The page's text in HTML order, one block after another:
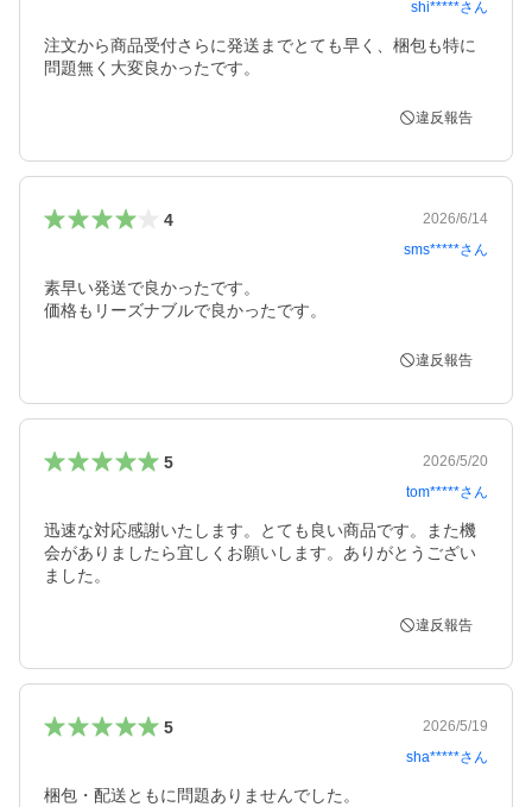
shi*****さん
注文から商品受付さらに発送までとても早く、梱包も特に
問題無く大変良かったです。
違反報告
4
2026/6/14
sms*****さん
素早い発送で良かったです。
価格もリーズナブルで良かったです。
違反報告
5
2026/5/20
tom*****さん
迅速な対応感謝いたします。とても良い商品です。また機
会がありましたら宜しくお願いします。ありがとうござい
ました。
違反報告
5
2026/5/19
sha*****さん
梱包・配送ともに問題ありませんでした。